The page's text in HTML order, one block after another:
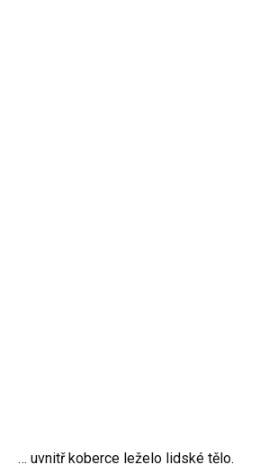
… uvnitř koberce leželo lidské tělo.